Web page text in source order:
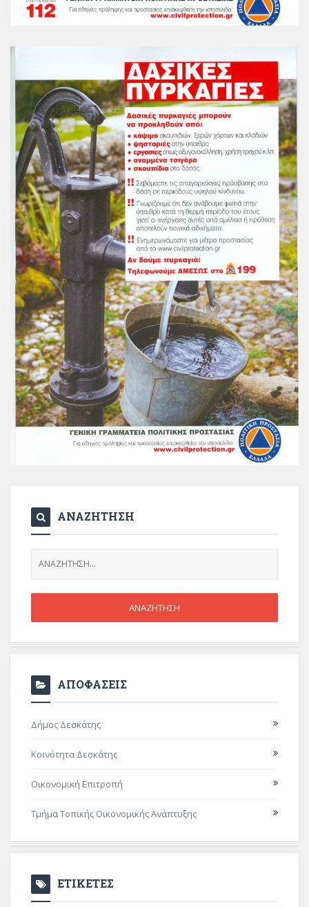
ΑΝΑΖΗΤΗΣΗ
ΑΠΟΦΑΣΕΙΣ
Δήμος Δεσκάτης
Κοινότητα Δεσκάτης
Οικονομική Επιτροπή
Τμήμα Τοπικής Οικονομικής Ανάπτυξης
ΕΤΙΚΕΤΕΣ